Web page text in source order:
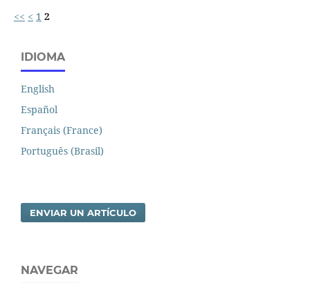
<< < 1 2
IDIOMA
English
Español
Français (France)
Português (Brasil)
ENVIAR UN ARTÍCULO
NAVEGAR